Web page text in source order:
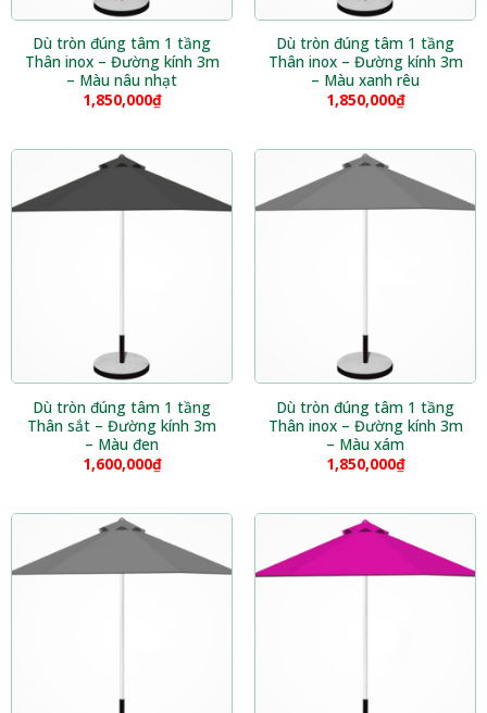
Dù tròn đúng tâm 1 tầng
Thân inox – Đường kính 3m
– Màu nâu nhạt
1,850,000₫
Dù tròn đúng tâm 1 tầng
Thân inox – Đường kính 3m
– Màu xanh rêu
1,850,000₫
Dù tròn đúng tâm 1 tầng
Thân sắt – Đường kính 3m
– Màu đen
1,600,000₫
Dù tròn đúng tâm 1 tầng
Thân inox – Đường kính 3m
– Màu xám
1,850,000₫